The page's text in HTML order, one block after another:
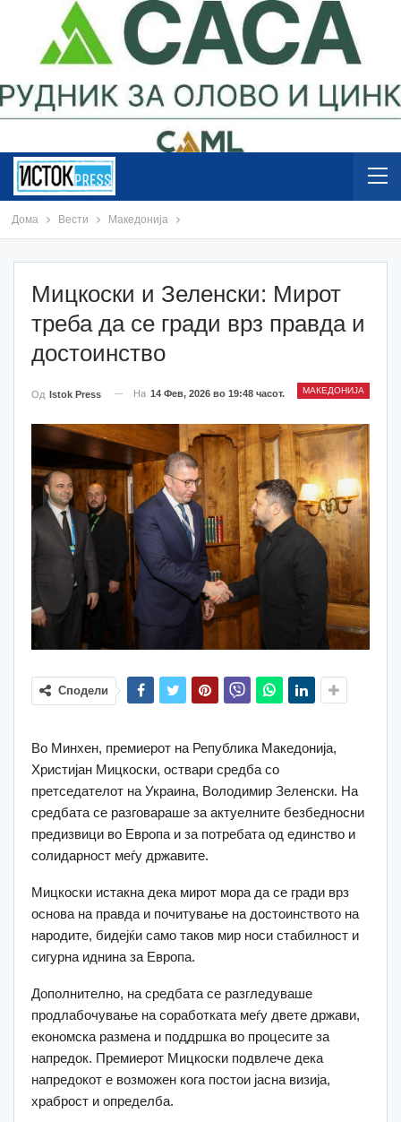
Дома Вести Македонија
Мицкоски и Зеленски: Мирот
треба да се гради врз правда и
достоинство
МАКЕДОНИЈА
Од Istok Press На 14 Фев, 2026 во 19:48 часот.
Сподели
Во Минхен, премиерот на Република Македонија,
Христијан Мицкоски, оствари средба со
претседателот на Украина, Володимир Зеленски. На
средбата се разговараше за актуелните безбедносни
предизвици во Европа и за потребата од единство и
солидарност меѓу државите.
Мицкоски истакна дека мирот мора да се гради врз
основа на правда и почитување на достоинството на
народите, бидејќи само таков мир носи стабилност и
сигурна иднина за Европа.
Дополнително, на средбата се разгледуваше
продлабочување на соработката меѓу двете држави,
економска размена и поддршка во процесите за
напредок. Премиерот Мицкоски подвлече дека
напредокот е возможен кога постои јасна визија,
храброст и определба.